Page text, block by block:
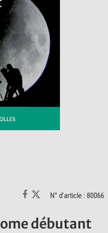
N° d'article : 80066
débutant